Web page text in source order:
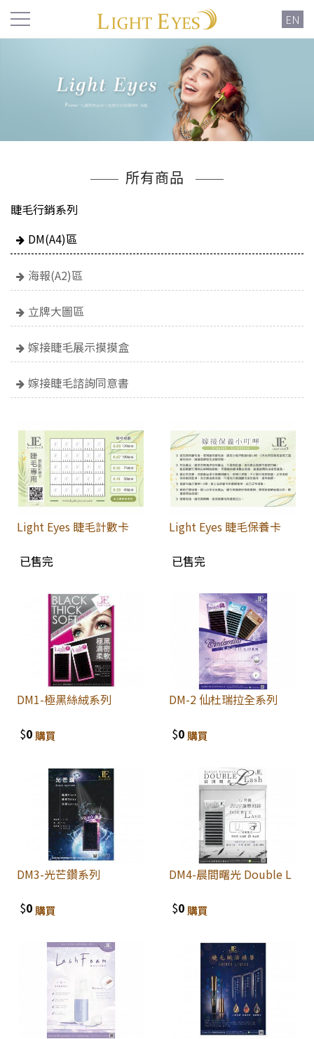
EN
所有商品
睫毛行銷系列
DM(A4)區
海報(A2)區
立牌大圖區
嫁接睫毛展示摸摸盒
嫁接睫毛諮詢同意書
Light Eyes 睫毛計數卡
已售完
Light Eyes 睫毛保養卡
已售完
DM1-極黑絲絨系列
$0購買
DM-2 仙杜瑞拉全系列
$0 購買
DM3-光芒鑽系列
$0 購買
DM4-晨間曙光 Double L
$0 購買